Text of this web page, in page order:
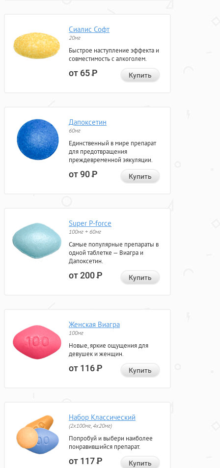
Сиалис Софт
20мг
Быстрое наступление эффекта и
совместимость с алкоголем.
от 65Р Купить
Дапоксетин
60мг
Единственный в мире препарат
для предотвращения
преждевременной эякуляции.
от 90Р Купить
Super P-force
100мг + 60мг
Самые популярные препараты в
одной таблетке — Виагра и
Дапоксетин.
от 200Р Купить
Женская Виагра
100мг
Новые, яркие ощущения для
девушек и женщин.
от 116Р Купить
Набор Классический
(2x100мг, 4x20мг)
Попробуй и выбери наиболее
понравившийся препарат.
от 117Р Купить